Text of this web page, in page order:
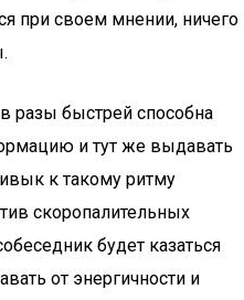
при своем мнении, ничего
разы быстрей способна
и тут же выдавать
к такому ритму
скоропалительных
будет казаться
от энергичности и